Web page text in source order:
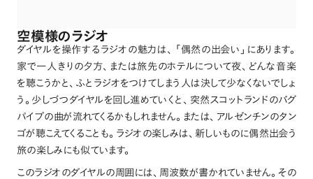
空模様のラジオ
ダイヤルを操作するラジオの魅力は、 「 偶然の出会い 」 にあります。
家で一人きりの夕方、 または旅先のホテルについて夜、 どんな音楽
を聴こうかと 、 ふとラジオをつけてしまう人は決して少なくないでしょ
う 。 少しづつダイヤルを回し進めていくと 、 突然スコットランドのバグ
パイプの曲が流れてくるかもしれません。 または、 アルゼンチンのタン
ゴが聴こえてくることも。 ラジオの楽しみは、 新しいものに偶然出会う
旅の楽しみにも似ています。
このラジオのダイヤルの周囲には、 周波数が書かれていません。 その